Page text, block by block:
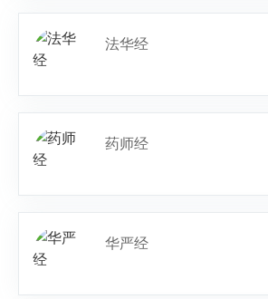
法华经
药师经
华严经